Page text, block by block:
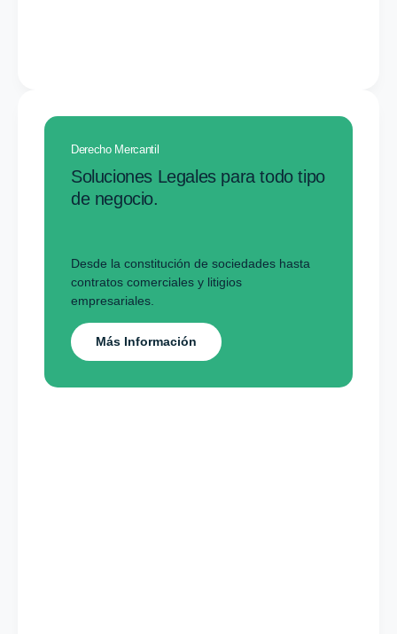
Derecho Mercantil
Soluciones Legales para todo tipo
de negocio.
Desde la constitución de sociedades hasta
contratos comerciales y litigios
empresariales.
Más Información